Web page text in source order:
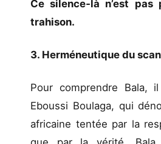
Ce silence‑là n’est pas
trahison.
3. Herméneutique du
Pour comprendre Bala,
Eboussi Boulaga, qui
africaine tentée par la